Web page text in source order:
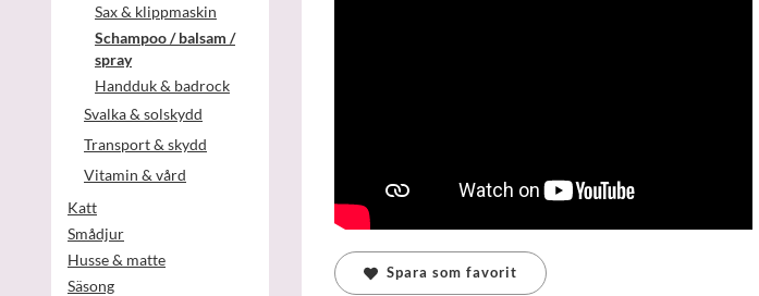
Sax & klippmaskin
Schampoo / balsam /
spray
Handduk & badrock
Svalka & solskydd
Transport & skydd
Vitamin & vård
Katt
Smådjur
Husse & matte
Säsong
Spara som favorit